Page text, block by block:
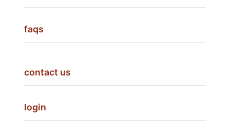
faqs
contact us
login